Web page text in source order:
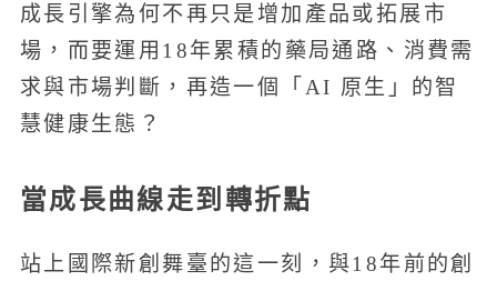
成長引擎為何不再只是增加產品或拓展市
場，而要運用18年累積的藥局通路、消費需
求與市場判斷，再造一個「AI 原生」的智
慧健康生態？
當成長曲線走到轉折點
站上國際新創舞臺的這一刻，與18年前的創